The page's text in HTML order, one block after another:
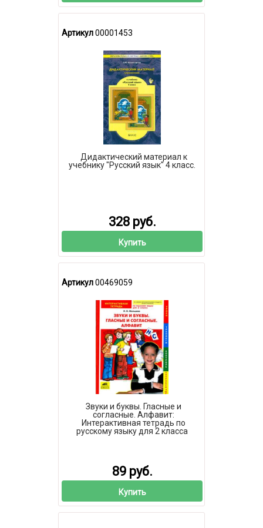
Артикул00001453
Дидактический материал к
учебнику "Русский язык" 4 класс.
328 руб.
Купить
Артикул00469059
Звуки и буквы. Гласные и
согласные. Алфавит:
Интерактивная тетрадь по
русскому языку для 2 класса
89 руб.
Купить